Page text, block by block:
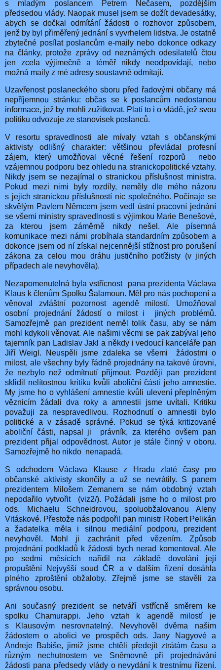
s mladým poslancem Petrem Nečasem, pozdějším
předsedou vlády. Naopak musel jsem se dožít devadesátky,
abych se dočkal odmítání žádosti o rozhovor způsobem,
jenž by byl přiměřený jednání s vyvrhelem lidstva. Je ostatně
zbytečné posílat poslancům e-maily nebo dokonce odkazy
na články, protože zprávy od neznámých odesilatelů čtou
jen zcela výjimečně a téměř nikdy neodpovídají, nebo
možná maily z mé adresy soustavně odmítají.
Uzavřenost poslaneckého sboru před řadovými občany má
nepříjemnou stránku: občas se k poslancům nedostanou
informace, jež by mohli zužitkovat. Platí to i o vládě, jež svou
politiku odvozuje ze stanovisek poslanců.
V resortu spravedlnosti ale mívaly vztah s občanskými
aktivisty odlišný charakter: většinou převládal profesní
zájem, který umožňoval věcné řešení rozporů
nebo
vzájemnou podporu bez ohledu na stranickopolitické vztahy.
Nikdy jsem se nezajímal o stranickou příslušnost ministra.
Pokud mezi nimi byly rozdíly, neměly dle mého názoru
s jejich stranickou příslušností nic společného. Počínaje se
skvělým Pavlem Němcem jsem vedl ústní pracovní jednání
se všemi ministry spravedlnosti s výjimkou Marie Benešové,
za kterou jsem záměrně nikdy nešel. Ale písemná
komunikace mezi námi probíhala standardním způsobem a
dokonce jsem od ní získal nejcennější stížnost pro porušení
zákona za celou mou dráhu justičního potížisty (v jiných
případech ale nevyhověla).
Nezapomenutelná byla vstřícnost pana prezidenta Václava
Klaus k členům Spolku Šalamoun. Měl pro nás pochopení a
věnoval zvláštní pozornost agendě milostí. Umožňoval
osobní projednání žádostí o milost i
jiných problémů.
Samozřejmě pan prezident neměl tolik času, aby se nám
mohl kdykoli věnovat. Ale našimi věcmi se pak zabýval jeho
tajemník pan Ladislav Jakl a někdy i vedoucí kanceláře pan
Jiří Weigl. Neuspěli jsme zdaleka se všemi
žádostmi o
milost, ale všechny byly řádně projednány na takové úrovni,
že nezbylo než odmítnutí přijmout. Později pan prezident
sklidil nelítostnou kritiku kvůli aboliční části jeho amnestie.
My jsme ho o vyhlášení amnestie kvůli ulevení přeplněným
věznicím žádali dva roky a amnestii jsme uvítali. Kritiku
považuji za nespravedlivou. Rozhodnutí o amnestii bylo
politické a v zásadě správné. Pokud se týká kritizované
aboliční části, napsal ji
právník, za kterého ovšem pan
prezident přijal odpovědnost. Autor je stále činný v oboru.
Samozřejmě ho nikdo nenapadá.
S odchodem Václava Klause z Hradu zlaté časy pro
občanské aktivisty skončily a už se nevrátily. S panem
prezidentem Milošem Zemanem se nám obdobný vztah
nepodařilo vytvořit
(viz2/). Požádali jsme ho o milost pro
ods. Michaelu Schneidrovou, spoluobžalovanou Aleny
Vitáskové. Přestože nás podpořil pan ministr Robert Pelikán
a žadatelka měla i silnou mediální podporu, prezident
nevyhověl. Mohl ji zachránit před vězením. Způsob
projednání podkladů k žádosti bych nerad komentoval. Ale
po sedmi měsících nařídil na základě dovolání její
propuštění Nejvyšší soud ČR a v dalším řízení dosáhla
plného zproštění obžaloby. Zřejmě jsme se stavěli za
správnou osobu.
Ani současný prezident se netváří vstřícně směrem ke
spolku Chamurappi. Jeho vztah k agendě milostí je
s Klausovým nesrovnatelný. Nevyhověl dvěma našim
žádostem o abolici ve prospěch ods. Jany Nagyové a
Andreje Babiše, jimiž jsme chtěli předejít ztrátám času a
různým nechutnostem ve Sněmovně při projednávání
žádosti pana předsedy vlády o nevydání k trestnímu řízení.